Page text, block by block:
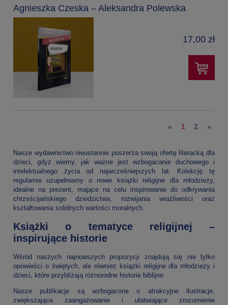
Agnieszka Czeska – Aleksandra Polewska
17,00 zł
« 1 2 »
Nasze wydawnictwo nieustannie poszerza swoją ofertę literacką dla
dzieci, gdyż wiemy, jak ważne jest wzbogacanie duchowego i
intelektualnego życia od najwcześniejszych lat. Kolekcję tę
regularnie uzupełniamy o nowe książki religijne dla młodzieży,
idealne na prezent, mające na celu inspirowanie do odkrywania
chrześcijańskiego dziedzictwa, rozwijania wrażliwości oraz
kształtowania solidnych wartości moralnych.
Książki o tematyce religijnej –
inspirujące historie
Wśród naszych najnowszych propozycji znajdują się nie tylko
opowieści o świętych, ale również książki religijne dla młodzieży i
dzieci, które przybliżają różnorodne historie biblijne.
Nasze publikacje są wzbogacone o atrakcyjne ilustracje,
zwiększające zaangażowanie i ułatwiające zrozumienie